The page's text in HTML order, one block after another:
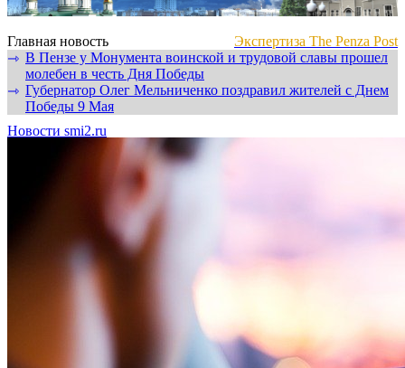
Главная новость
Экспертиза The Penza Post
⇾ В Пензе у Монумента воинской и трудовой славы прошел
молебен в честь Дня Победы
⇾ Губернатор Олег Мельниченко поздравил жителей с Днем
Победы 9 Мая
Новости smi2.ru